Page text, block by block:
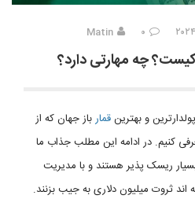
۰ Matin
کیست؟ چه مهارتی دارد؟
و بهترینقمارباز جهان که از
کنیم. در ادامه این مطلب جذاب ما
ریسک پذیر هستند و با مدیریت
ثروت میلیون دلاری به جیب بزنند.